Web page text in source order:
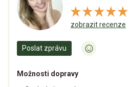
zobrazit recenze
Poslat zprávu
Možnosti dopravy